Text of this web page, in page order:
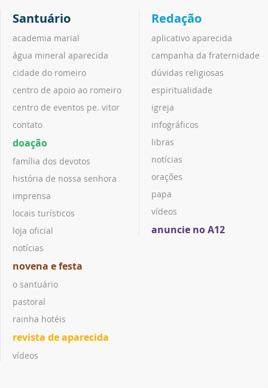
Santuário
academia marial
água mineral aparecida
cidade do romeiro
centro de apoio ao romeiro
centro de eventos pe. vitor
contato
doação
família dos devotos
história de nossa senhora
imprensa
locais turísticos
loja oficial
notícias
novena e festa
o santuário
pastoral
rainha hotéis
revista de aparecida
vídeos
Redação
aplicativo aparecida
campanha da fraternidade
dúvidas religiosas
espiritualidade
igreja
infográficos
libras
notícias
orações
papa
vídeos
anuncie no A12